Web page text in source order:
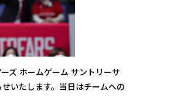
ズ ホームゲーム サントリーサ
いたします。当日はチームへの